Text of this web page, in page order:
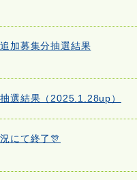
加募集分抽選結果
選結果（2025.1.28up）
にて終了🎊